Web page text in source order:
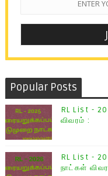
Popular Posts
RL List -
விவரம் :
RL List -
நாட்கள்